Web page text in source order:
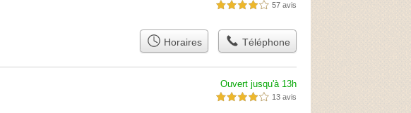
4,0 étoiles sur 5 57 avis
Horaires Téléphone
Ouvert jusqu'à 13h
4,0 étoiles sur 5 13 avis